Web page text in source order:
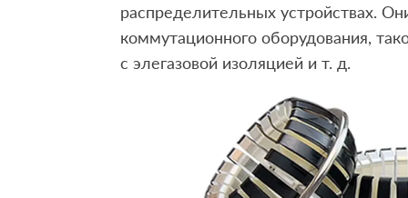
распределительных устройствах.
коммутационного оборудования,
с элегазовой изоляцией и т. д.